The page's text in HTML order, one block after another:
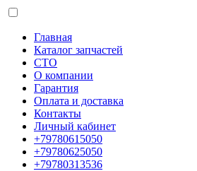
Главная
Каталог запчастей
СТО
О компании
Гарантия
Оплата и доставка
Контакты
Личный кабинет
+79780615050
+79780625050
+79780313536